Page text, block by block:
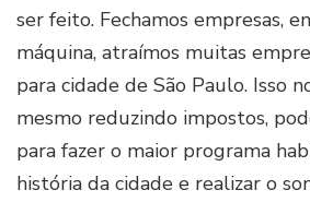
ser feito. Fechamos empresas,
máquina, atraímos muitas
para cidade de São Paulo. Isso
mesmo reduzindo impostos,
para fazer o maior programa
história da cidade e realizar o